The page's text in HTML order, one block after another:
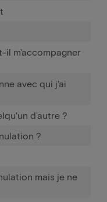
il m'accompagner
avec qui j'ai
d'autre ?
?
mais je ne